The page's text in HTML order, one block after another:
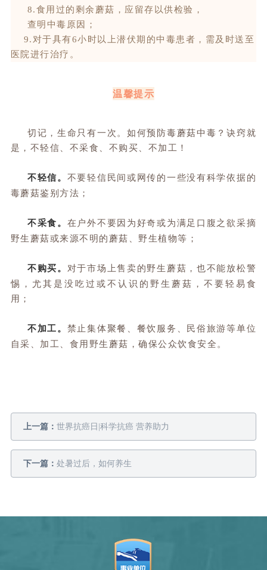
8.食用过的剩余蘑菇，应留存以供检验，
查明中毒原因；
9.对于具有6小时以上潜伏期的中毒患者，需及时送至
医院进行治疗。
温馨提示
切记，生命只有一次。如何预防毒蘑菇中毒？诀窍就
是，不轻信、不采食、不购买、不加工！
不轻信。 不要轻信民间或网传的一些没有科学依据的
毒蘑菇鉴别方法；
不采食。 在户外不要因为好奇或为满足口腹之欲采摘
野生蘑菇或来源不明的蘑菇、野生植物等；
不购买。 对于市场上售卖的野生蘑菇，也不能放松警
惕，尤其是没吃过或不认识的野生蘑菇，不要轻易食
用；
不加工。 禁止集体聚餐、餐饮服务、民俗旅游等单位
自采、加工、食用野生蘑菇，确保公众饮食安全。
上一篇： 世界抗癌日|科学抗癌 营养助力
下一篇： 处暑过后，如何养生